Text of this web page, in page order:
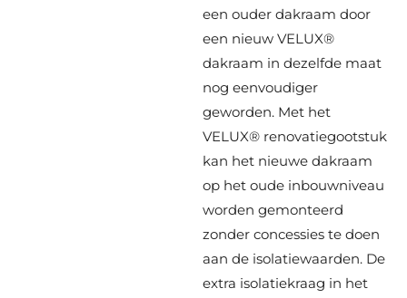
een ouder dakraam door
een nieuw VELUX®
dakraam in dezelfde maat
nog eenvoudiger
geworden. Met het
VELUX® renovatiegootstuk
kan het nieuwe dakraam
op het oude inbouwniveau
worden gemonteerd
zonder concessies te doen
aan de isolatiewaarden. De
extra isolatiekraag in het